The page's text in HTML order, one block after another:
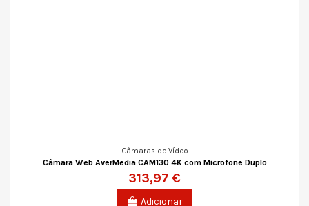
Câmaras de Vídeo
Câmara Web AverMedia CAM130 4K com Microfone Duplo
313,97 €
Adicionar